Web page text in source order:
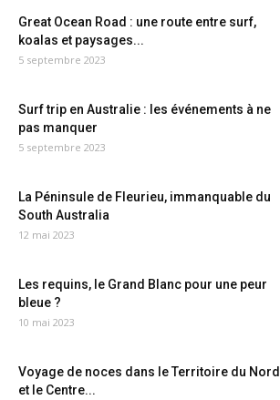
Great Ocean Road : une route entre surf,
koalas et paysages...
5 septembre 2023
Surf trip en Australie : les événements à ne
pas manquer
5 septembre 2023
La Péninsule de Fleurieu, immanquable du
South Australia
12 mai 2023
Les requins, le Grand Blanc pour une peur
bleue ?
10 mai 2023
Voyage de noces dans le Territoire du Nord
et le Centre...